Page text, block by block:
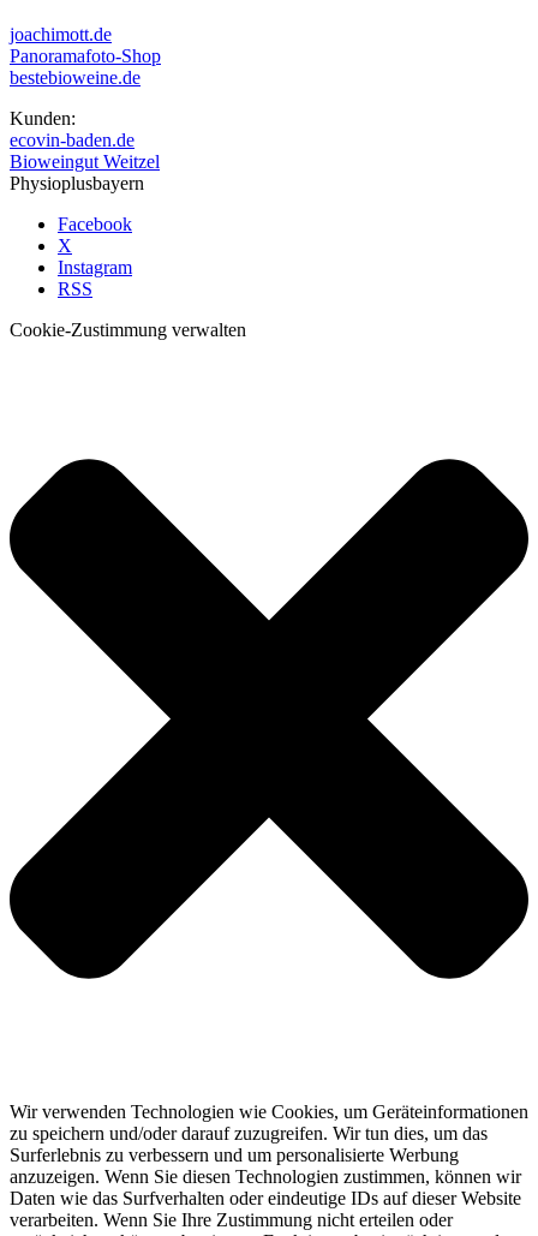
joachimott.de
Panoramafoto-Shop
bestebioweine.de
Kunden:
ecovin-baden.de
Bioweingut Weitzel
Physioplusbayern
Facebook
X
Instagram
RSS
Cookie-Zustimmung verwalten
Wir verwenden Technologien wie Cookies, um Geräteinformationen
zu speichern und/oder darauf zuzugreifen. Wir tun dies, um das
Surferlebnis zu verbessern und um personalisierte Werbung
anzuzeigen. Wenn Sie diesen Technologien zustimmen, können wir
Daten wie das Surfverhalten oder eindeutige IDs auf dieser Website
verarbeiten. Wenn Sie Ihre Zustimmung nicht erteilen oder